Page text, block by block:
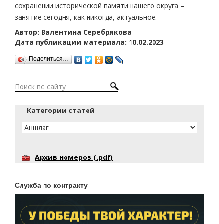
сохранении исторической памяти нашего округа –
занятие сегодня, как никогда, актуальное.
Автор: Валентина Серебрякова
Дата публикации материала: 10.02.2023
Поделиться…
Категории статей
Архив номеров (.pdf)
Служба по контракту